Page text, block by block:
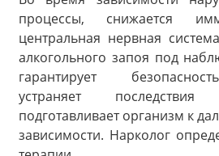
процессы, снижается
центральная нервная
алкогольного запоя под
гарантирует
устраняет
подготавливает организм к
зависимости. Нарколог